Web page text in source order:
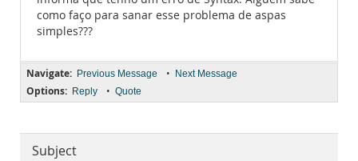
como faço para sanar esse problema de aspas
simples???
Navigate: Previous Message • Next Message
Options: Reply • Quote
Subject